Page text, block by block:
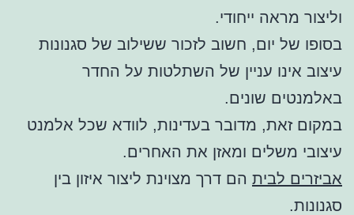
וליצור מראה ייחודי.
בסופו של יום, חשוב לזכור ששילוב של סגנונות
עיצוב אינו עניין של השתלטות על החדר
באלמנטים שונים.
במקום זאת, מדובר בעדינות, לוודא שכל אלמנט
עיצובי משלים ומאזן את האחרים.
אביזרים לבית הם דרך מצוינת ליצור איזון בין
סגנונות.